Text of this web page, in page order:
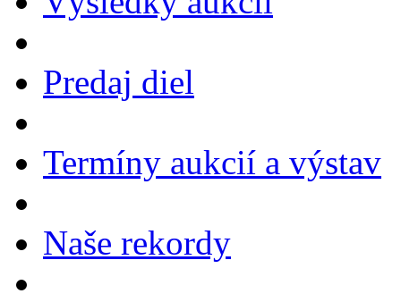
Predaj diel
Termíny aukcií a výstav
Naše rekordy